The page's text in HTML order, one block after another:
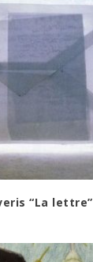
“La lettre”